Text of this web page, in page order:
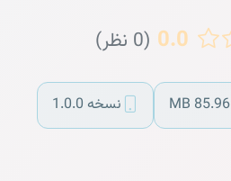
0.0 (0 نظر)
85.96 MB نسخه 1.0.0